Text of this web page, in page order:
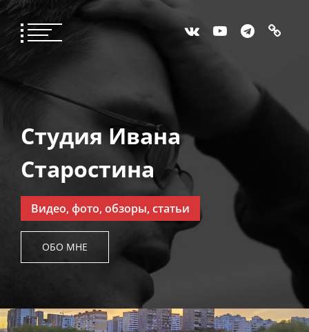
Студия Ивана
Старостина
Видео, фото, обзоры, статьи
ОБО МНЕ